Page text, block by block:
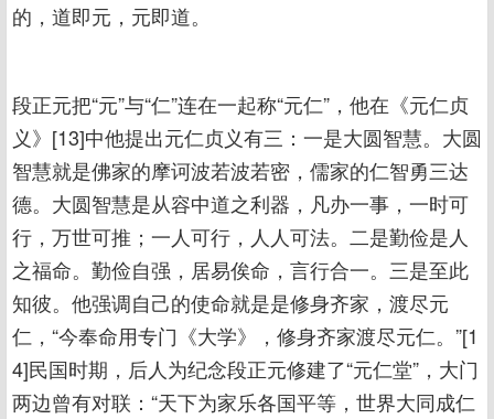
的，道即元，元即道。
段正元把“元”与“仁”连在一起称“元仁”，他在《元仁贞
义》[13]中他提出元仁贞义有三：一是大圆智慧。大圆
智慧就是佛家的摩诃波若波若密，儒家的仁智勇三达
德。大圆智慧是从容中道之利器，凡办一事，一时可
行，万世可推；一人可行，人人可法。二是勤俭是人
之福命。勤俭自强，居易俟命，言行合一。三是至此
知彼。他强调自己的使命就是是修身齐家，渡尽元
仁，“今奉命用专门《大学》，修身齐家渡尽元仁。”[1
4]民国时期，后人为纪念段正元修建了“元仁堂”，大门
两边曾有对联：“天下为家乐各国平等，世界大同成仁